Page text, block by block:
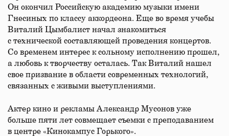
Он окончил Российскую академию музыки имени
Гнесиных по классу аккордеона. Еще во время учебы
Виталий Цымбалист начал знакомиться
с технической составляющей проведения концертов.
Со временем интерес к сольному исполнению прошел,
а любовь к творчеству осталась. Так Виталий нашел
свое призвание в области современных технологий,
связанных с живыми выступлениями.
Актер кино и рекламы Александр Мусонов уже
больше пяти лет совмещает съемки с преподаванием
в центре «Кинокампус Горького».